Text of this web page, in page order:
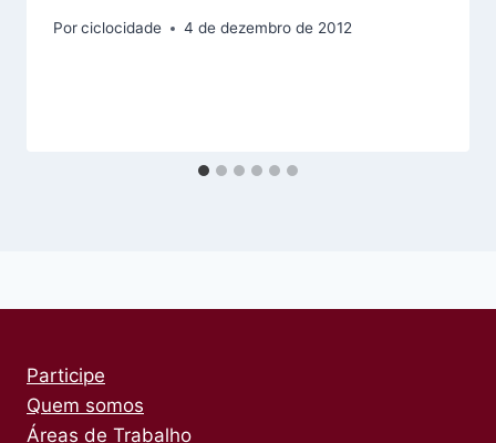
Porciclocidade 4 de dezembro de 2012
Participe
Quem somos
Áreas de Trabalho